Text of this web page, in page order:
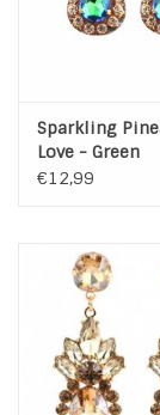
ON THE BEACH
Charmin*s
Ohlala Jewels
LIFESTYLE
INSPIRATIE
Sparkling
Love - Green
€12,99